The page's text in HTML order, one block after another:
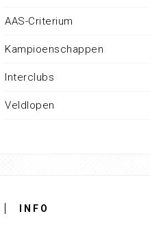
AAS-Criterium
Kampioenschappen
Interclubs
Veldlopen
INFO